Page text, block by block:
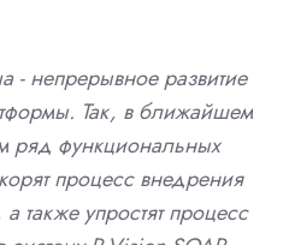
- непрерывное развитие
Так, в ближайшем
ряд функциональных
процесс внедрения
также упростят процесс